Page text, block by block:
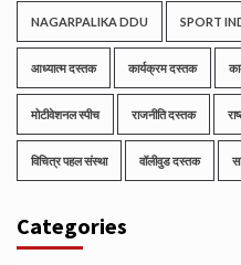
NAGARPALIKA DDU SPORT
आध्यात्म दस्तक कार्यक्रम दस्तक
मोटीवेशनल स्पीच राजनीति दस्तक
विचित्र पहल संस्था वॉलीवुड दस्तक
Categories